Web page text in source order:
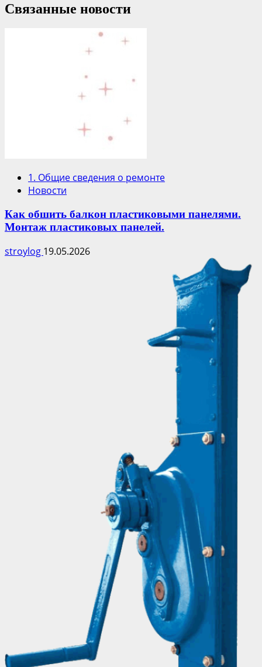
Связанные новости
1. Общие сведения о ремонте
Новости
Как обшить балкон пластиковыми панелями.
Монтаж пластиковых панелей.
stroylog 19.05.2026